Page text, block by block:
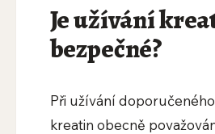
Je užívání
bezpečné?
Při užívání
kreatin obecně